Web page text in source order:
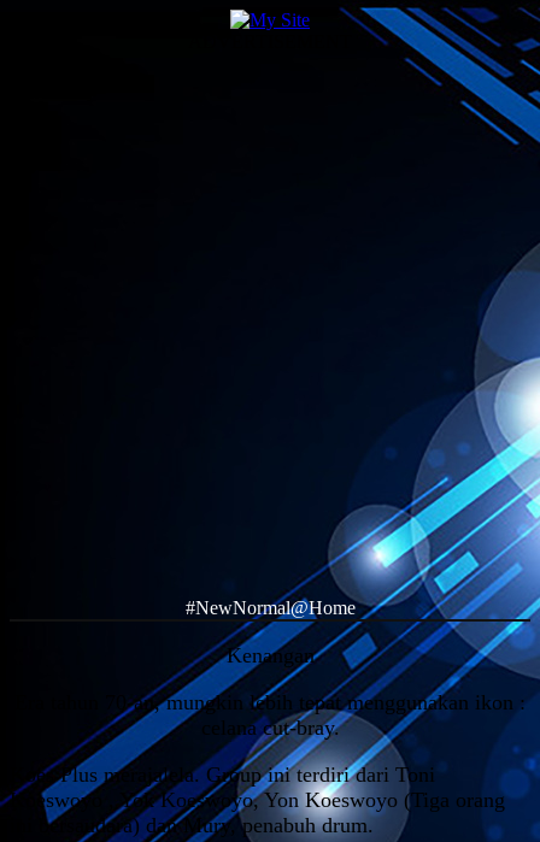
#NewNormal@Home
Kenangan
Era tahun 70-an, mungkin lebih tepat menggunakan ikon :
celana cut-bray.
Koes Plus merajalela. Group ini terdiri dari Toni
Koeswoyo , Yok Koeswoyo, Yon Koeswoyo (Tiga orang
ini bersaudara) dan Mury, penabuh drum.